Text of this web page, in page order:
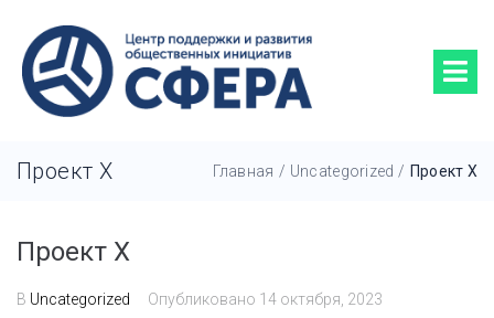
Проект Х Главная / Uncategorized / Проект Х
Проект Х
В Uncategorized Опубликовано 14 октября, 2023